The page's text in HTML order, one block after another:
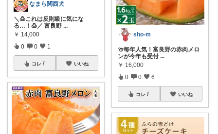
なまら関西犬
＼🍮これは反則級に気にな
る…！🍮／ 富良野 ...
￥ 14,000
0 0 1
コレ いいね
sho-m
🍈毎年人気！富良野の赤肉メロ
ンが今年も受付 ...
￥ 16,000
0 0 6
コレ いいね